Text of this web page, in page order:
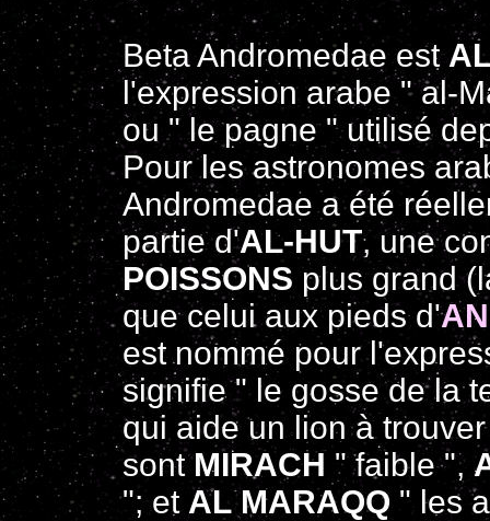
Beta Andromedae est
l'expression arabe " al-
ou " le pagne " utilisé
Pour les astronomes
Andromedae a été
partie d'AL-HUT, une
POISSONS plus grand
que celui aux pieds d'
est nommé pour
signifie " le gosse de la
qui aide un lion à
sontMIRACH " faible ",
"; et AL MARAQQ " les